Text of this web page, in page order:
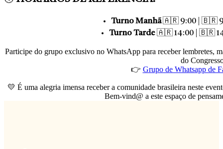
Turno Manhã🇦🇷 9:00 | 🇧🇷
Turno Tarde🇦🇷 14:00 | 🇧🇷
Participe do grupo exclusivo no WhatsApp para receber lembretes,
do
👉 Grupo de Whatsapp de
💛 É uma alegria imensa receber a comunidade brasileira neste
Bem-vind@ a este espaço de